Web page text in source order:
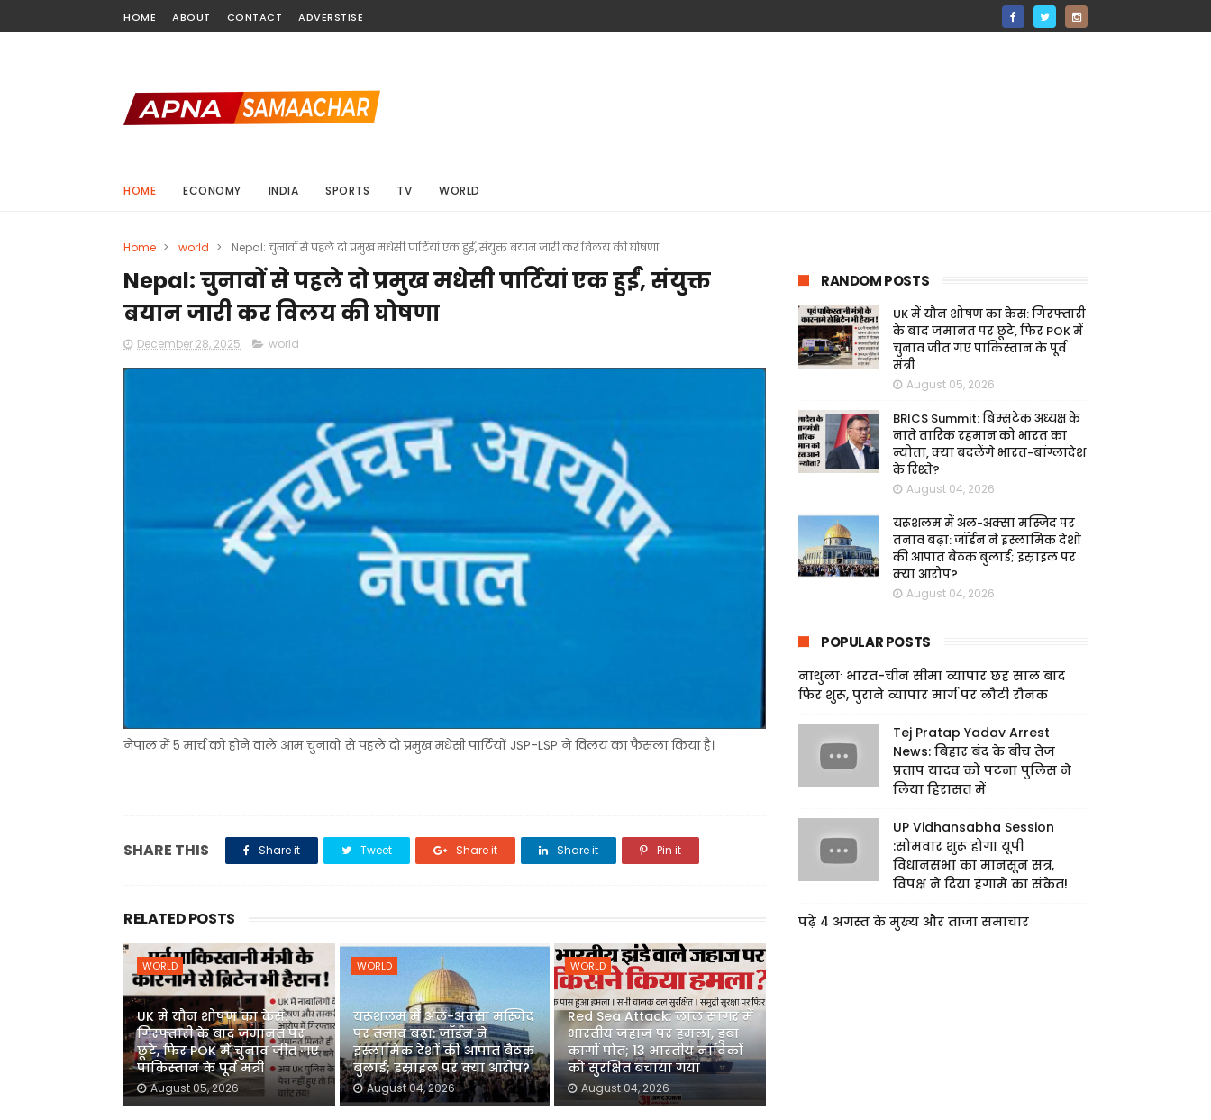
HOME ABOUT CONTACT ADVERSTISE
HOME ECONOMY INDIA SPORTS TV WORLD
Home > world > Nepal: चुनावों से पहले दो प्रमुख मधेसी पार्टियां एक हुईं, संयुक्त बयान जारी कर विलय की घोषणा
Nepal: चुनावों से पहले दो प्रमुख मधेसी पार्टियां एक हुईं, संयुक्त
बयान जारी कर विलय की घोषणा
December 28, 2025 world
नेपाल में 5 मार्च को होने वाले आम चुनावों से पहले दो प्रमुख मधेसी पार्टियों JSP-LSP ने विलय का फैसला किया है।
SHARE THIS Share it Tweet Share it Share it Pin it
RELATED POSTS
WORLD
UK में यौन शोषण का केस:
गिरफ्तारी के बाद जमानत पर
छूटे, फिर POK में चुनाव जीत गए
पाकिस्तान के पूर्व मंत्री
August 05, 2026
WORLD
यरूशलम में अल-अक्सा मस्जिद
पर तनाव बढ़ा: जॉर्डन ने
इस्लामिक देशों की आपात बैठक
बुलाई; इस्राइल पर क्या आरोप?
August 04, 2026
WORLD
Red Sea Attack: लाल सागर में
भारतीय जहाज पर हमला, डूबा
कार्गो पोत; 13 भारतीय नाविकों
को सुरक्षित बचाया गया
August 04, 2026
RANDOM POSTS
UK में यौन शोषण का केस: गिरफ्तारी
के बाद जमानत पर छूटे, फिर POK में
चुनाव जीत गए पाकिस्तान के पूर्व
मंत्री
August 05, 2026
BRICS Summit: बिम्सटेक अध्यक्ष के
नाते तारिक रहमान को भारत का
न्योता, क्या बदलेंगे भारत-बांग्लादेश
के रिश्ते?
August 04, 2026
यरूशलम में अल-अक्सा मस्जिद पर
तनाव बढ़ा: जॉर्डन ने इस्लामिक देशों
की आपात बैठक बुलाई; इस्राइल पर
क्या आरोप?
August 04, 2026
POPULAR POSTS
नाथुलाः भारत-चीन सीमा व्यापार छह साल बाद
फिर शुरू, पुराने व्यापार मार्ग पर लौटी रौनक
Tej Pratap Yadav Arrest
News: बिहार बंद के बीच तेज
प्रताप यादव को पटना पुलिस ने
लिया हिरासत में
UP Vidhansabha Session
:सोमवार शुरू होगा यूपी
विधानसभा का मानसून सत्र,
विपक्ष ने दिया हंगामे का संकेत!
पढ़ें 4 अगस्त के मुख्य और ताजा समाचार